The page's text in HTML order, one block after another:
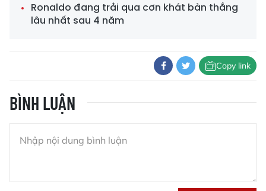
Ronaldo đang trải qua cơn khát bàn thắng
lâu nhất sau 4 năm
Copy link
BÌNH LUẬN